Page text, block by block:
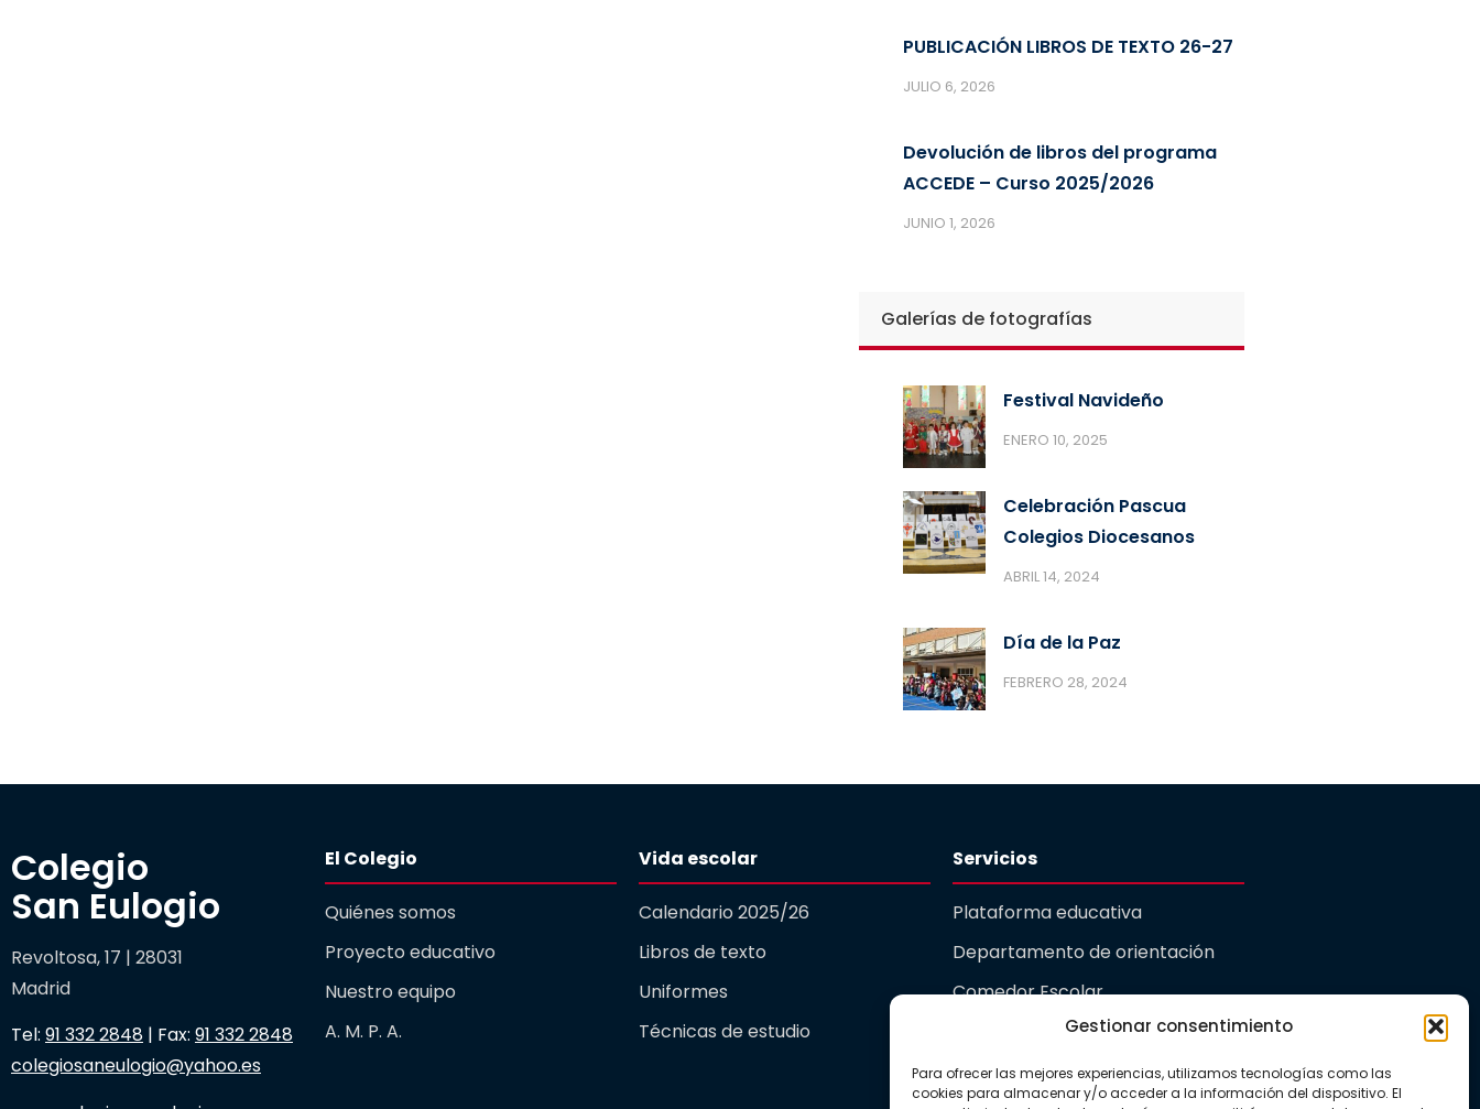
Gestionar consentimiento
Para ofrecer las mejores experiencias, utilizamos tecnologías como las
cookies para almacenar y/o acceder a la información del dispositivo. El
PUBLICACIÓN LIBROS DE TEXTO 26-27
JULIO 6, 2026
Devolución de libros del programa
ACCEDE – Curso 2025/2026
JUNIO 1, 2026
Galerías de fotografías
Festival Navideño
ENERO 10, 2025
Celebración Pascua
Colegios Diocesanos
ABRIL 14, 2024
Día de la Paz
FEBRERO 28, 2024
Colegio
San Eulogio
Revoltosa, 17 | 28031
Madrid
Tel: 91 332 2848 | Fax: 91 332 2848
colegiosaneulogio@yahoo.es
El Colegio
Quiénes somos
Proyecto educativo
Nuestro equipo
A. M. P. A.
Vida escolar
Calendario 2025/26
Libros de texto
Uniformes
Técnicas de estudio
Servicios
Plataforma educativa
Departamento de orientación
Comedor Escolar
Actualidad